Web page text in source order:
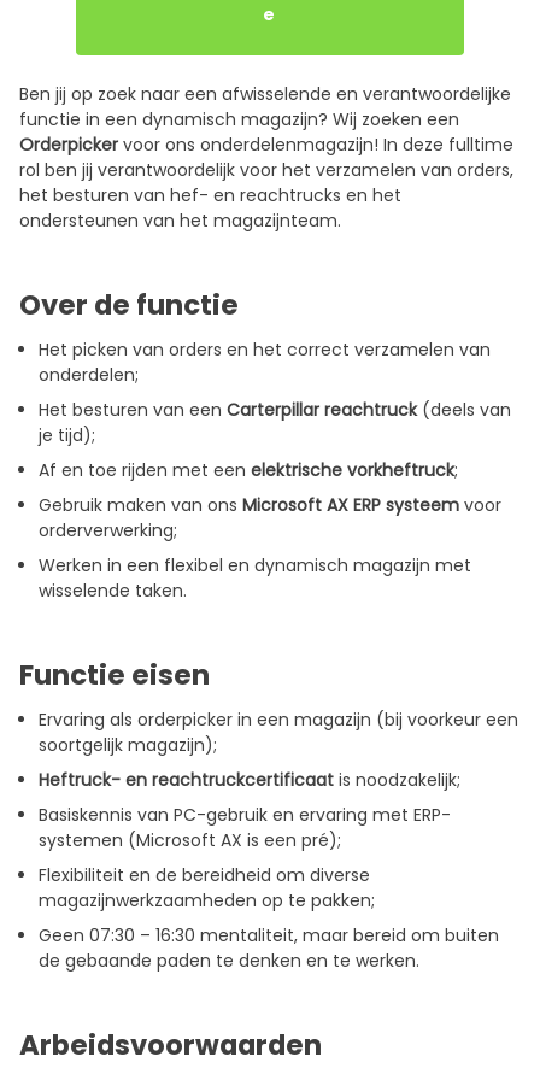
e
Ben jij op zoek naar een afwisselende en verantwoordelijke
functie in een dynamisch magazijn? Wij zoeken een
Orderpicker voor ons onderdelenmagazijn! In deze fulltime
rol ben jij verantwoordelijk voor het verzamelen van orders,
het besturen van hef- en reachtrucks en het
ondersteunen van het magazijnteam.
Over de functie
Het picken van orders en het correct verzamelen van
onderdelen;
Het besturen van een Carterpillar reachtruck(deels van
je tijd);
Af en toe rijden met een elektrische vorkheftruck;
Gebruik maken van ons Microsoft AX ERP systeem voor
orderverwerking;
Werken in een flexibel en dynamisch magazijn met
wisselende taken.
Functie eisen
Ervaring als orderpicker in een magazijn (bij voorkeur een
soortgelijk magazijn);
Heftruck- en reachtruckcertificaat is noodzakelijk;
Basiskennis van PC-gebruik en ervaring met ERP-
systemen (Microsoft AX is een pré);
Flexibiliteit en de bereidheid om diverse
magazijnwerkzaamheden op te pakken;
Geen 07:30 – 16:30 mentaliteit, maar bereid om buiten
de gebaande paden te denken en te werken.
Arbeidsvoorwaarden